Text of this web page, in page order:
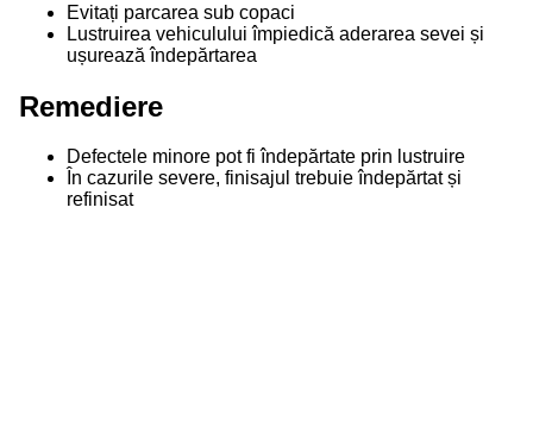
Evitați parcarea sub copaci
Lustruirea vehiculului împiedică aderarea sevei și
ușurează îndepărtarea
Remediere
Defectele minore pot fi îndepărtate prin lustruire
În cazurile severe, finisajul trebuie îndepărtat și
refinisat